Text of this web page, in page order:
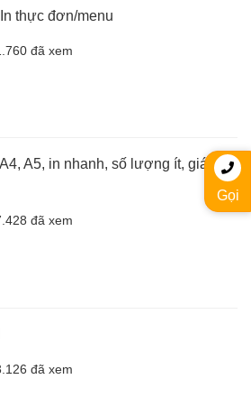
thực đơn/menu
đã xem
A5, in nhanh, số lượng ít, giá rẻ
đã xem
đã xem
Gọi